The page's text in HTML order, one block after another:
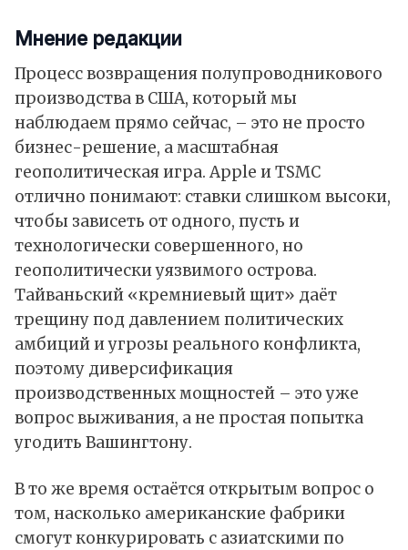
Мнение редакции
Процесс возвращения полупроводникового
производства в США, который мы
наблюдаем прямо сейчас, – это не просто
бизнес-решение, а масштабная
геополитическая игра. Apple и TSMC
отлично понимают: ставки слишком высоки,
чтобы зависеть от одного, пусть и
технологически совершенного, но
геополитически уязвимого острова.
Тайваньский «кремниевый щит» даёт
трещину под давлением политических
амбиций и угрозы реального конфликта,
поэтому диверсификация
производственных мощностей – это уже
вопрос выживания, а не простая попытка
угодить Вашингтону.
В то же время остаётся открытым вопрос о
том, насколько американские фабрики
смогут конкурировать с азиатскими по